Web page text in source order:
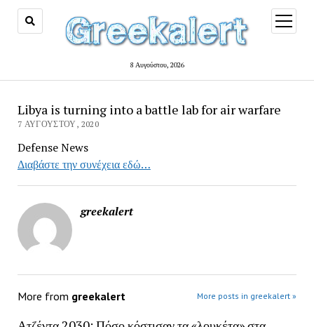
8 Αυγούστου, 2026
open
menu
Libya is turning into a battle lab for air warfare
7 ΑΥΓΟΎΣΤΟΥ, 2020
Defense News
Διαβάστε την συνέχεια εδώ…
greekalert
More from greekalert More posts in greekalert »